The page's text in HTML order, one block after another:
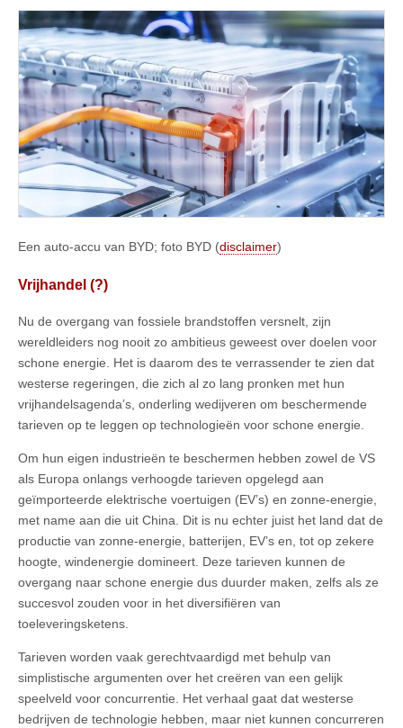
Een auto-accu van BYD; foto BYD (disclaimer)
Vrijhandel (?)
Nu de overgang van fossiele brandstoffen versnelt, zijn
wereldleiders nog nooit zo ambitieus geweest over doelen voor
schone energie. Het is daarom des te verrassender te zien dat
westerse regeringen, die zich al zo lang pronken met hun
vrijhandelsagenda’s, onderling wedijveren om beschermende
tarieven op te leggen op technologieën voor schone energie.
Om hun eigen industrieën te beschermen hebben zowel de VS
als Europa onlangs verhoogde tarieven opgelegd aan
geïmporteerde elektrische voertuigen (EV’s) en zonne-energie,
met name aan die uit China. Dit is nu echter juist het land dat de
productie van zonne-energie, batterijen, EV’s en, tot op zekere
hoogte, windenergie domineert. Deze tarieven kunnen de
overgang naar schone energie dus duurder maken, zelfs als ze
succesvol zouden voor in het diversifiëren van
toeleveringsketens.
Tarieven worden vaak gerechtvaardigd met behulp van
simplistische argumenten over het creëren van een gelijk
speelveld voor concurrentie. Het verhaal gaat dat westerse
bedrijven de technologie hebben, maar niet kunnen concurreren